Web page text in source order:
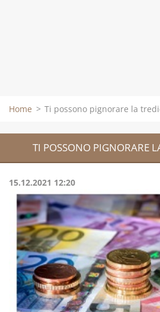
Home > Ti possono pignorare la
TI POSSONO PIGNORARE
15.12.2021 12:20